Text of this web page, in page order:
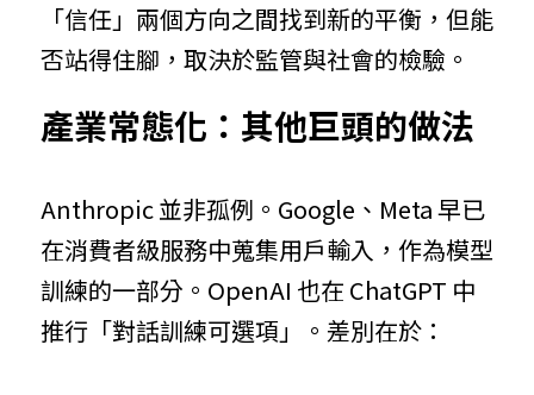
「信任」兩個方向之間找到新的平衡，但能
否站得住腳，取決於監管與社會的檢驗。
產業常態化：其他巨頭的做法
Anthropic 並非孤例。Google、Meta 早已
在消費者級服務中蒐集用戶輸入，作為模型
訓練的一部分。OpenAI 也在 ChatGPT 中
推行「對話訓練可選項」。差別在於：